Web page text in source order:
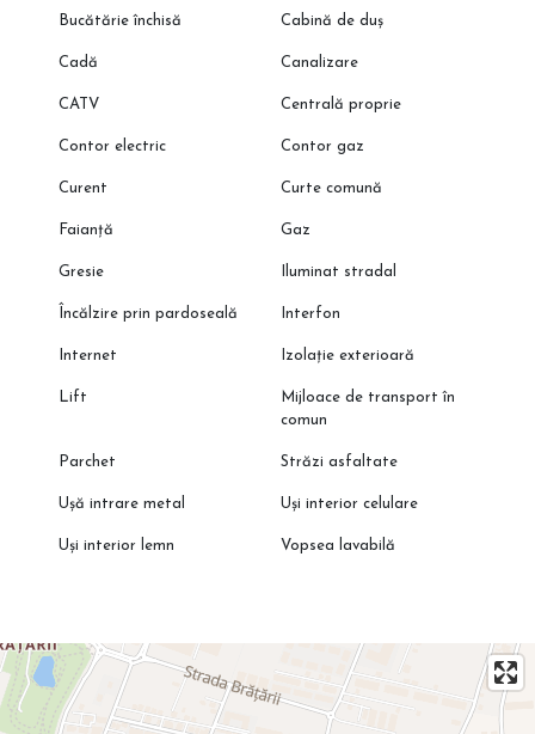
Bucătărie închisă Cabină de duș
Cadă Canalizare
CATV Centrală proprie
Contor electric Contor gaz
Curent Curte comună
Faianță Gaz
Gresie Iluminat stradal
Încălzire prin pardoseală Interfon
Internet Izolație exterioară
Lift
Mijloace de transport în
comun
Parchet Străzi asfaltate
Ușă intrare metal Uși interior celulare
Uși interior lemn Vopsea lavabilă